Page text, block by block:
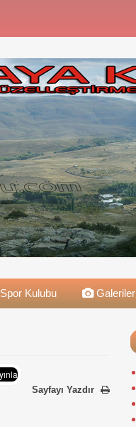
Spor Kulubu Galeriler
Sayfayı Yazdır